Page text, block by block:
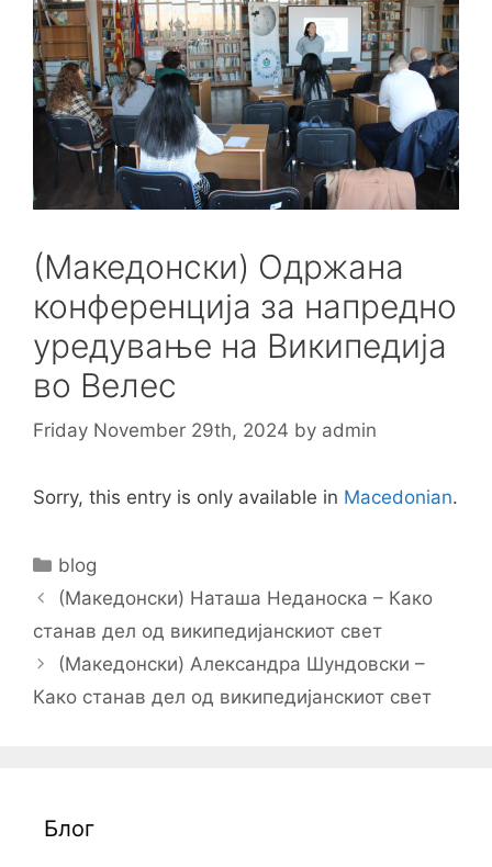
(Македонски) Одржана
конференција за напредно
уредување на Википедија
во Велес
Friday November 29th, 2024 by admin
Sorry, this entry is only available in Macedonian.
Categories
blog
Post
navigation
(Македонски) Наташа Неданоска – Како
станав дел од википедијанскиот свет
(Македонски) Александра Шундовски –
Како станав дел од википедијанскиот свет
Блог